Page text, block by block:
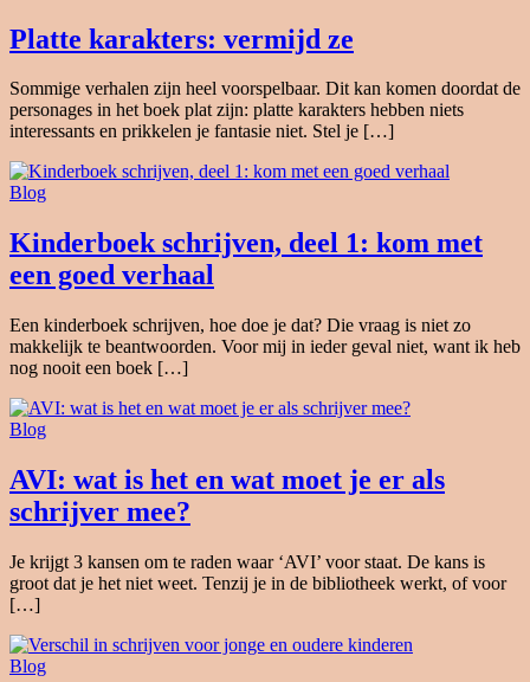
Platte karakters: vermijd ze
Sommige verhalen zijn heel voorspelbaar. Dit kan komen doordat de
personages in het boek plat zijn: platte karakters hebben niets
interessants en prikkelen je fantasie niet. Stel je […]
Blog
Kinderboek schrijven, deel 1: kom met
een goed verhaal
Een kinderboek schrijven, hoe doe je dat? Die vraag is niet zo
makkelijk te beantwoorden. Voor mij in ieder geval niet, want ik heb
nog nooit een boek […]
Blog
AVI: wat is het en wat moet je er als
schrijver mee?
Je krijgt 3 kansen om te raden waar ‘AVI’ voor staat. De kans is
groot dat je het niet weet. Tenzij je in de bibliotheek werkt, of voor
[…]
Blog